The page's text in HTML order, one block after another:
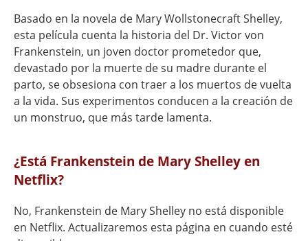
Basado en la novela de Mary Wollstonecraft Shelley,
esta película cuenta la historia del Dr. Victor von
Frankenstein, un joven doctor prometedor que,
devastado por la muerte de su madre durante el
parto, se obsesiona con traer a los muertos de vuelta
a la vida. Sus experimentos conducen a la creación de
un monstruo, que más tarde lamenta.
¿Está Frankenstein de Mary Shelley en
Netflix?
No, Frankenstein de Mary Shelley no está disponible
en Netflix. Actualizaremos esta página en cuando esté